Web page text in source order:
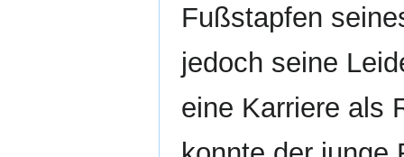
Fußstapfen
jedoch seine
eine Karriere als